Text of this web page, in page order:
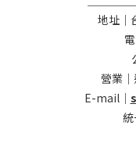
地址｜
營業
E-mail｜